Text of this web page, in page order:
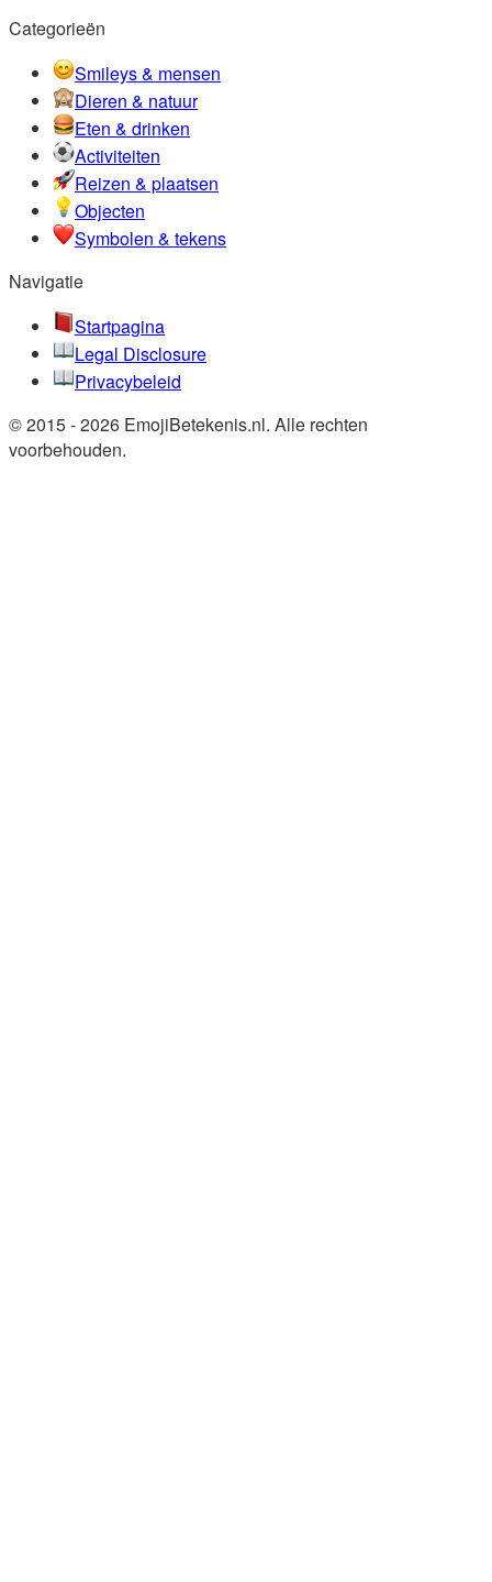
Categorieën
Smileys & mensen
Dieren & natuur
Eten & drinken
Activiteiten
Reizen & plaatsen
Objecten
Symbolen & tekens
Navigatie
Startpagina
Legal Disclosure
Privacybeleid
© 2015 - 2026 EmojiBetekenis.nl. Alle rechten
voorbehouden.